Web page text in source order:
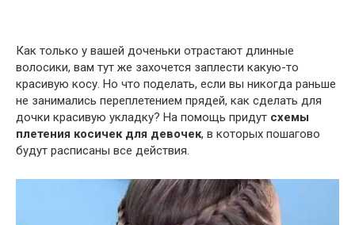
Как только у вашей доченьки отрастают длинные
волосики, вам тут же захочется заплести какую-то
красивую косу. Но что поделать, если вы никогда раньше
не занимались переплетением прядей, как сделать для
дочки красивую укладку? На помощь придут схемы
плетения косичек для девочек, в которых пошагово
будут расписаны все действия.